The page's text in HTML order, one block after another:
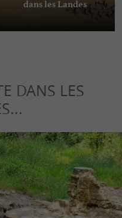
dans les Landes
DANS LES